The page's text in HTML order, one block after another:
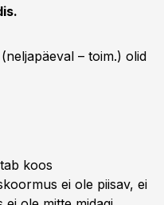
– toim.) olid
koos
ei ole piisav, ei